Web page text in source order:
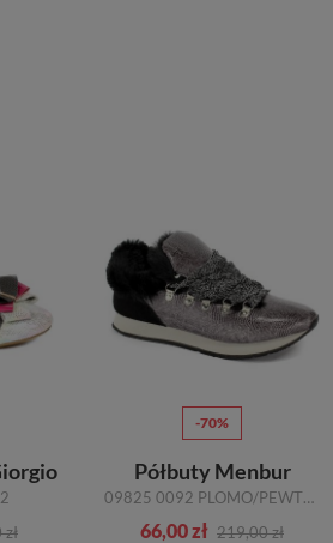
-70%
Półbuty Menbur
09825 0092 PLOMO/PEWTER
66,00 zł 219,00 zł